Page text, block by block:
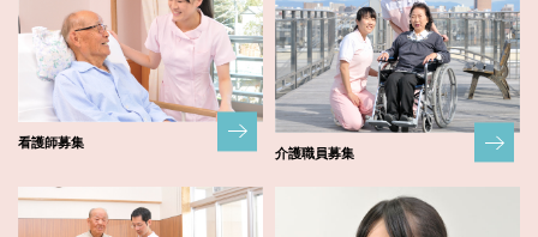
看護師募集
介護職員募集